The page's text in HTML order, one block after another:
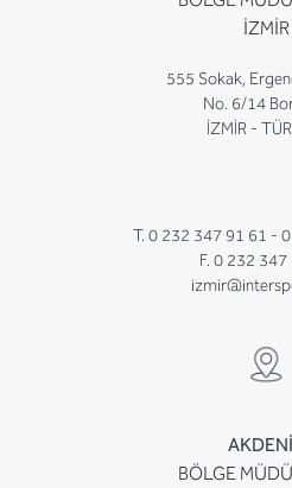
İZMİR
555 Sokak,
No. 6/14
İZMİR -
T. 0 232 347 91 61 -
F. 0 232 347
BÖLGE